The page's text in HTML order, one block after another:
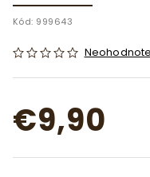
Kód: 999643
€9,90